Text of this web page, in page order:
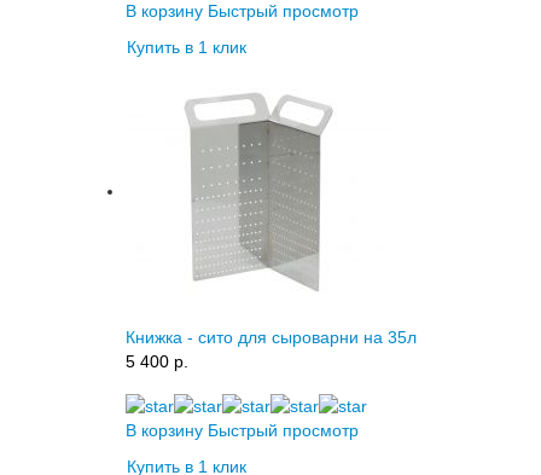
В корзину Быстрый просмотр
Купить в 1 клик
Книжка - сито для сыроварни на 35л
5 400 p.
В корзину Быстрый просмотр
Купить в 1 клик